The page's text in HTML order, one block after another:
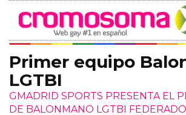
Primer equipo
LGTBI
GMADRID SPORTS PRESENTA EL
DE BALONMANO LGTBI